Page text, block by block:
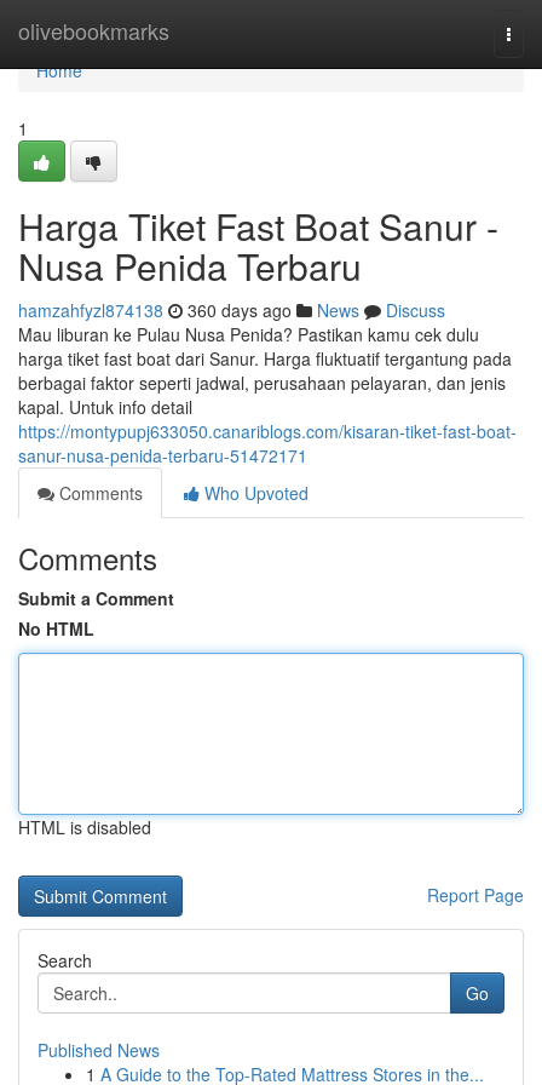
olivebookmarks
Home
Home
1
Harga Tiket Fast Boat Sanur -
Nusa Penida Terbaru
hamzahfyzl874138 360 days ago News
Discuss
Mau liburan ke Pulau Nusa Penida? Pastikan kamu cek dulu
harga tiket fast boat dari Sanur. Harga fluktuatif tergantung pada
berbagai faktor seperti jadwal, perusahaan pelayaran, dan jenis
kapal. Untuk info detail
https://montypupj633050.canariblogs.com/kisaran-tiket-fast-boat-
sanur-nusa-penida-terbaru-51472171
Comments
Who Upvoted
Comments
Submit a Comment
No HTML
HTML is disabled
Report Page
Search
Go
Published News
1 A Guide to the Top-Rated Mattress Stores in the...